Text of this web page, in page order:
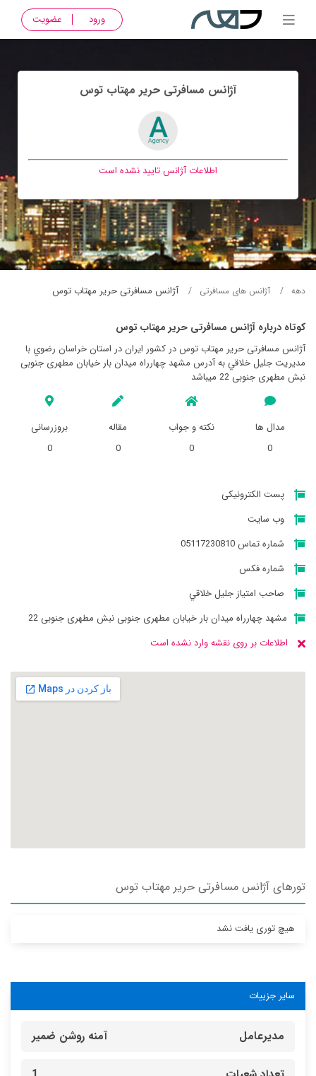
ورود عضویت
آژانس مسافرتی حرير مهتاب توس
اطلاعات آژانس تایید نشده است
دهه آژانس های مسافرتی آژانس مسافرتی حرير مهتاب توس
کوتاه درباره آژانس مسافرتی حرير مهتاب توس
آژانس مسافرتی حرير مهتاب توس در کشور ایران در استان خراسان رضوي با
مدیریت جليل خلاقي به آدرس مشهد چهارراه میدان بار خیابان مطهری جنوبی
نبش مطهری جنوبی 22 میباشد
مدال ها
0
نکته و جواب
0
مقاله
0
بروزرسانی
0
پست الکترونیکی
وب سایت
شماره تماس 05117230810
شماره فکس
صاحب امتیاز جليل خلاقي
مشهد چهارراه میدان بار خیابان مطهری جنوبی نبش مطهری جنوبی 22
اطلاعات بر روی نقشه وارد نشده است
تورهای آژانس مسافرتی حرير مهتاب توس
هیچ توری یافت نشد
سایر جزییات
مدیرعامل آمنه روشن ضمیر